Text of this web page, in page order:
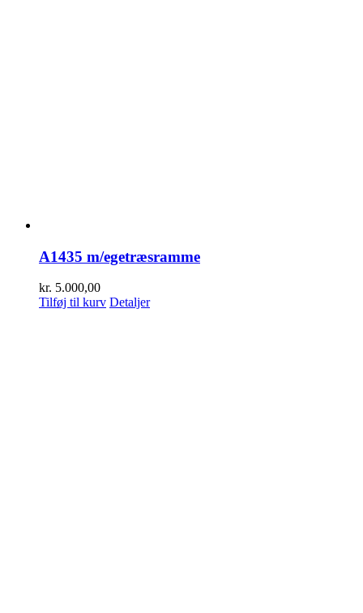
A1435 m/egetræsramme
kr. 5.000,00
Tilføj til kurv Detaljer